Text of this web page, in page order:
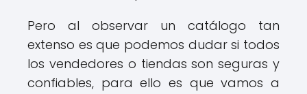
Pero al observar un catálogo tan
extenso es que podemos dudar si todos
los vendedores o tiendas son seguras y
confiables, para ello es que vamos a